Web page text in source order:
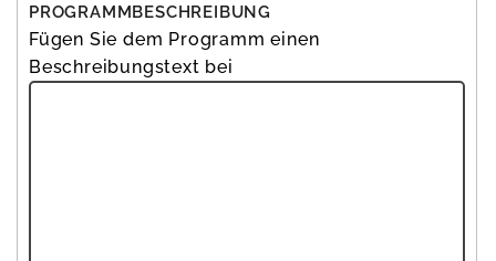
PROGRAMMBESCHREIBUNG
Fügen Sie dem Programm einen
Beschreibungstext bei